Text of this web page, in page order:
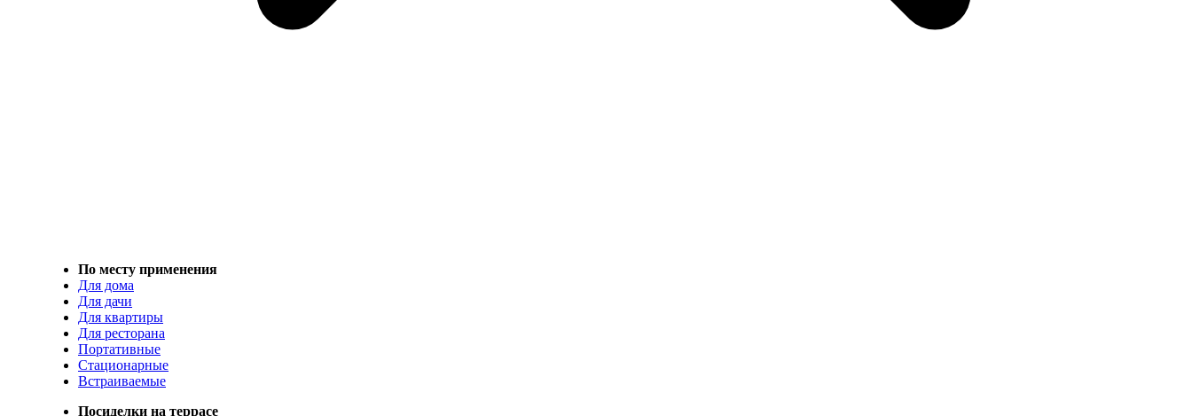
По месту применения
Для дома
Для дачи
Для квартиры
Для ресторана
Портативные
Стационарные
Встраиваемые
Посиделки на террасе